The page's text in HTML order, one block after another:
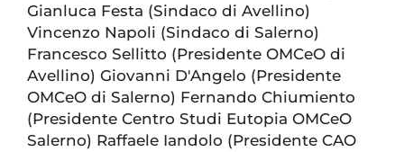
Gianluca Festa (Sindaco di Avellino)
Vincenzo Napoli (Sindaco di Salerno)
Francesco Sellitto (Presidente OMCeO di
Avellino) Giovanni D'Angelo (Presidente
OMCeO di Salerno) Fernando Chiumiento
(Presidente Centro Studi Eutopia OMCeO
Salerno) Raffaele Iandolo (Presidente CAO